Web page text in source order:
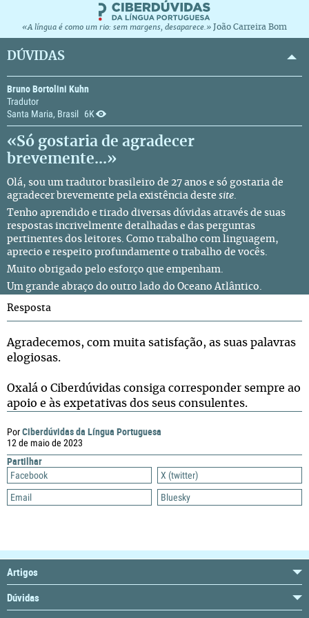
«A língua é como um rio: sem margens, desaparece.» João Carreira Bom
DÚVIDAS
Bruno Bortolini Kuhn
Tradutor
Santa Maria, Brasil
6K
«Só gostaria de agradecer
brevemente...»
Olá, sou um tradutor brasileiro de 27 anos e só gostaria de
agradecer brevemente pela existência deste site.
Tenho aprendido e tirado diversas dúvidas através de suas
respostas incrivelmente detalhadas e das perguntas
pertinentes dos leitores. Como trabalho com linguagem,
aprecio e respeito profundamente o trabalho de vocês.
Muito obrigado pelo esforço que empenham.
Um grande abraço do outro lado do Oceano Atlântico.
PorCiberdúvidas da Língua Portuguesa
12 de maio de 2023
Partilhar
Facebook
X (twitter)
Email
Bluesky
Resposta
Agradecemos, com muita satisfação, as suas palavras
elogiosas.
Oxalá o Ciberdúvidas consiga corresponder sempre ao
apoio e às expetativas dos seus consulentes.
Artigos
Dúvidas